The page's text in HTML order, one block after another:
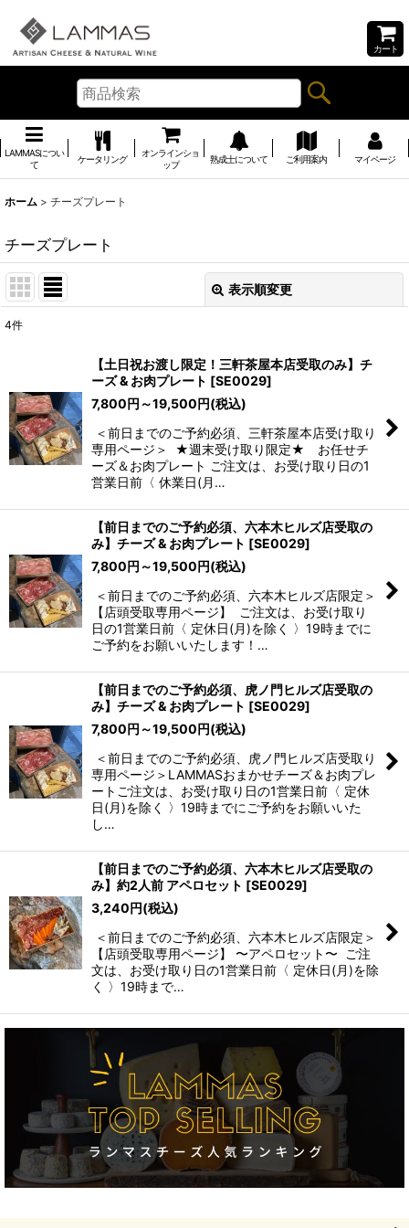
カート
LAMMASについ
て
ケータリング
オンラインショ
ップ
熟成士について ご利用案内 マイページ
ホーム > チーズプレート
チーズプレート
表示順変更
並び順:
絞り込む
4件
【土日祝お渡し限定！三軒茶屋本店受取のみ】チ
ーズ & お肉プレート [SE0029]
7,800円 ～19,500円(税込)
＜前日までのご予約必須、三軒茶屋本店受け取り
専用ページ＞ ★週末受け取り限定★ お任せチ
ーズ＆お肉プレート ご注文は、お受け取り日の1
営業日前〈 休業日(月…
【前日までのご予約必須、六本木ヒルズ店受取の
み】チーズ & お肉プレート [SE0029]
7,800円 ～19,500円(税込)
＜前日までのご予約必須、六本木ヒルズ店限定＞
【店頭受取専用ページ】 ご注文は、お受け取り
日の1営業日前〈 定休日(月)を除く 〉19時までに
ご予約をお願いいたします！…
【前日までのご予約必須、虎ノ門ヒルズ店受取の
み】チーズ & お肉プレート [SE0029]
7,800円 ～19,500円(税込)
＜前日までのご予約必須、虎ノ門ヒルズ店受取り
専用ページ＞LAMMASおまかせチーズ＆お肉プレ
ートご注文は、お受け取り日の1営業日前〈 定休
日(月)を除く 〉19時までにご予約をお願いいた
し…
【前日までのご予約必須、六本木ヒルズ店受取の
み】約2人前 アペロセット [SE0029]
3,240円(税込)
＜前日までのご予約必須、六本木ヒルズ店限定＞
【店頭受取専用ページ】 〜アペロセット〜 ご注
文は、お受け取り日の1営業日前〈 定休日(月)を除
く 〉19時まで…